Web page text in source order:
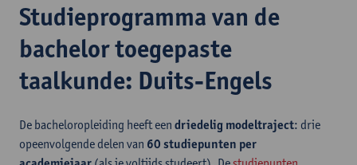
Studieprogramma van de
bachelor toegepaste
taalkunde: Duits-Engels
De bacheloropleiding heeft een driedelig modeltraject: drie
opeenvolgende delen van 60 studiepunten per